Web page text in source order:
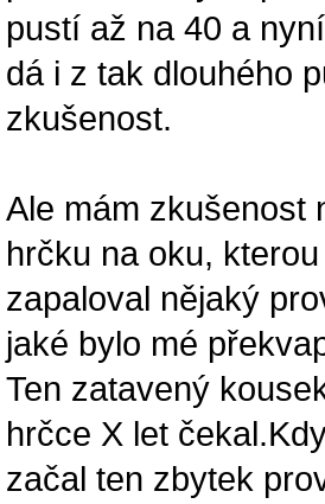
pustí až na 40 a
dá i z tak dlouhého
zkušenost.
Ale mám zkušenost
hrčku na oku,
zapaloval nějaký
jaké bylo mé
Ten zatavený
hrčce X let
začal ten zbytek